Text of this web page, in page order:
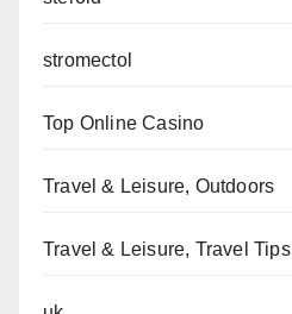
stromectol
Top Online Casino
Travel & Leisure, Outdoors
Travel & Leisure, Travel Tips